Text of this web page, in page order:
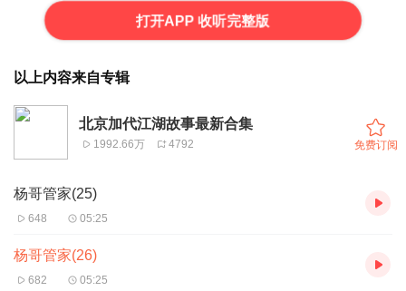
打开APP 收听完整版
以上内容来自专辑
北京加代江湖故事最新合集
1992.66万 4792 免费订阅
杨哥管家(25)
648 05:25
杨哥管家(26)
682 05:25